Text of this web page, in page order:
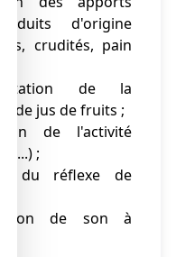
d'origine
crudités, pain
de la
de jus de fruits ;
de l'activité
;
du réflexe de
de son à